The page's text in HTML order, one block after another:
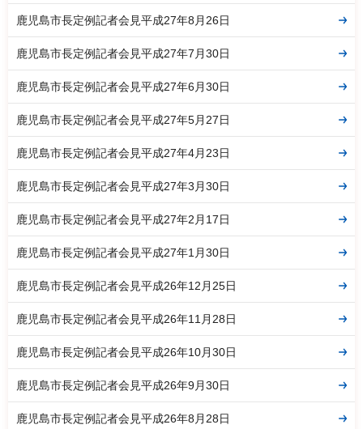
鹿児島市長定例記者会見平成27年8月26日
鹿児島市長定例記者会見平成27年7月30日
鹿児島市長定例記者会見平成27年6月30日
鹿児島市長定例記者会見平成27年5月27日
鹿児島市長定例記者会見平成27年4月23日
鹿児島市長定例記者会見平成27年3月30日
鹿児島市長定例記者会見平成27年2月17日
鹿児島市長定例記者会見平成27年1月30日
鹿児島市長定例記者会見平成26年12月25日
鹿児島市長定例記者会見平成26年11月28日
鹿児島市長定例記者会見平成26年10月30日
鹿児島市長定例記者会見平成26年9月30日
鹿児島市長定例記者会見平成26年8月28日